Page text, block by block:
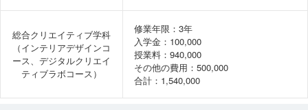
総合クリエイティブ学科
（インテリアデザインコ
ース、デジタルクリエイ
ティブラボコース）
修業年限：3年
入学金：100,000
授業料：940,000
その他の費用：500,000
合計：1,540,000